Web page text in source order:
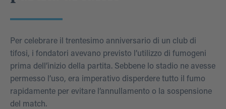
Per celebrare il trentesimo anniversario di un club di
tifosi, i fondatori avevano previsto l’utilizzo di fumogeni
prima dell’inizio della partita. Sebbene lo stadio ne avesse
permesso l’uso, era imperativo disperdere tutto il fumo
rapidamente per evitare l’annullamento o la sospensione
del match.